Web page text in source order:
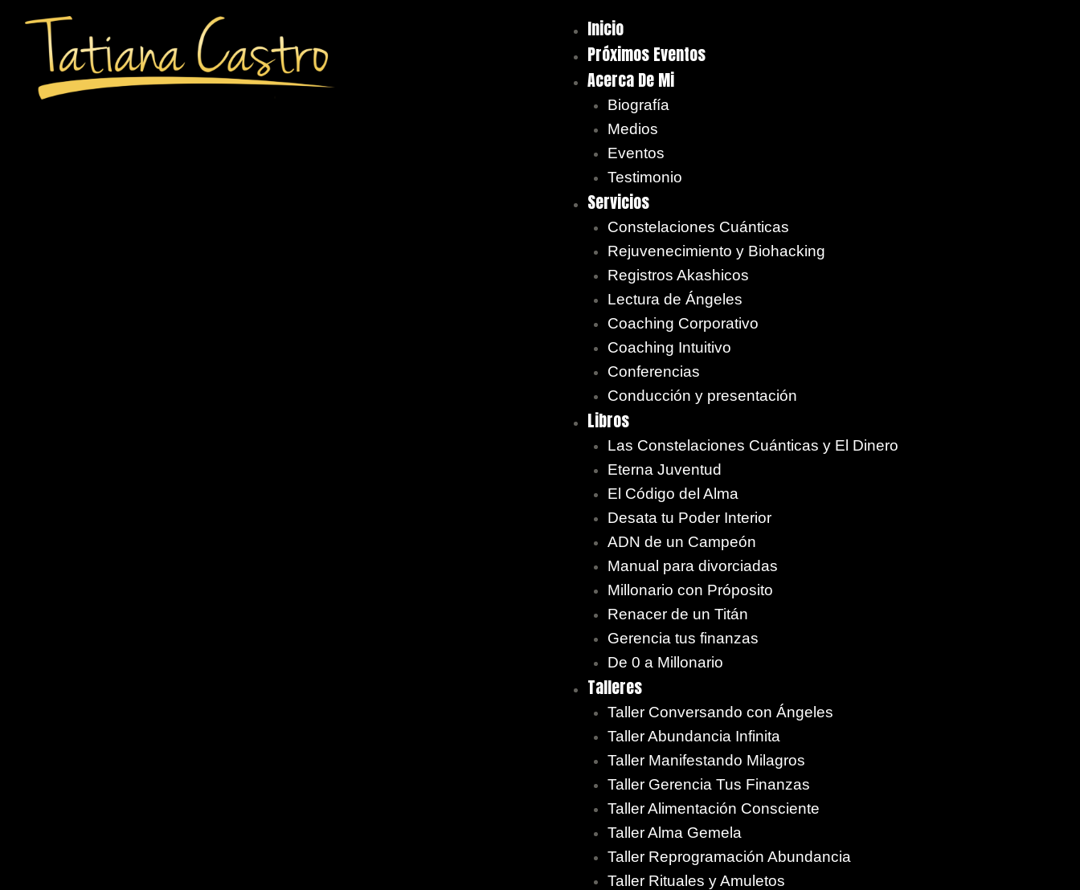
Inicio
Próximos Eventos
Acerca De Mi
Biografía
Medios
Eventos
Testimonio
Servicios
Constelaciones Cuánticas
Rejuvenecimiento y Biohacking
Registros Akashicos
Lectura de Ángeles
Coaching Corporativo
Coaching Intuitivo
Conferencias
Conducción y presentación
Libros
Las Constelaciones Cuánticas y El Dinero
Eterna Juventud
El Código del Alma
Desata tu Poder Interior
ADN de un Campeón
Manual para divorciadas
Millonario con Próposito
Renacer de un Titán
Gerencia tus finanzas
De 0 a Millonario
Talleres
Taller Conversando con Ángeles
Taller Abundancia Infinita
Taller Manifestando Milagros
Taller Gerencia Tus Finanzas
Taller Alimentación Consciente
Taller Alma Gemela
Taller Reprogramación Abundancia
Taller Rituales y Amuletos